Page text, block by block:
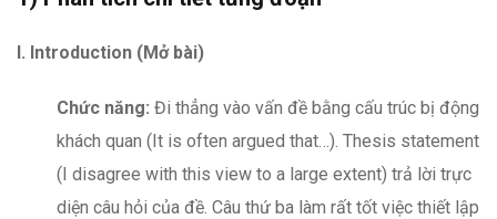
I. Introduction (Mở bài)
Chức năng: Đi thẳng vào vấn đề bằng cấu trúc bị động
khách quan (It is often argued that…). Thesis statement
(I disagree with this view to a large extent) trả lời trực
diện câu hỏi của đề. Câu thứ ba làm rất tốt việc thiết lập